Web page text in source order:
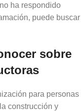
ha respondido
puede buscar
sobre
para personas
construcción y